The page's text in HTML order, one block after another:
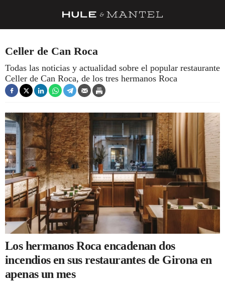
DESPENSA
BARRAS Y ESTRELLAS
DÓNDE COMER
ÍDOLOS DE MESAS
CUADERNO DE VIAJE
TRADICIÓN
MENÚ DEL DÍA
A CUCHILLO
REGISTRO
Celler de Can Roca
Todas las noticias y actualidad sobre el popular restaurante
Celler de Can Roca, de los tres hermanos Roca
Los hermanos Roca encadenan dos
incendios en sus restaurantes de Girona en
apenas un mes